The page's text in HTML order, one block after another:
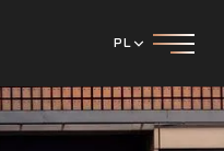
PL